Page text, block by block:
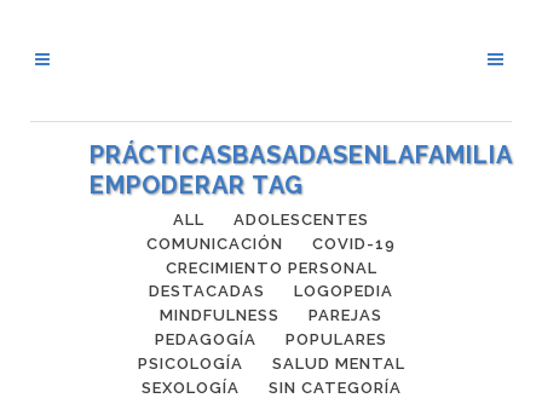
PRÁCTICASBASADASENLAFAMILIA
EMPODERAR TAG
ALL
ADOLESCENTES
COMUNICACIÓN
COVID-19
CRECIMIENTO PERSONAL
DESTACADAS
LOGOPEDIA
MINDFULNESS
PAREJAS
PEDAGOGÍA
POPULARES
PSICOLOGÍA
SALUD MENTAL
SEXOLOGÍA
SIN CATEGORÍA